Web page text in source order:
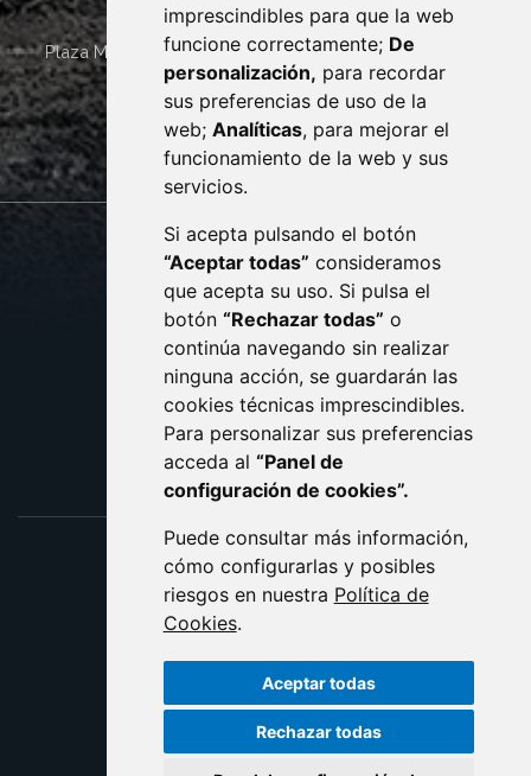
imprescindibles para que la web
funcione correctamente; De
personalización, para recordar
sus preferencias de uso de la
web; Analíticas, para mejorar el
funcionamiento de la web y sus
servicios.
Si acepta pulsando el botón
“Aceptar todas” consideramos
que acepta su uso. Si pulsa el
botón “Rechazar todas” o
continúa navegando sin realizar
ninguna acción, se guardarán las
cookies técnicas imprescindibles.
Para personalizar sus preferencias
acceda al “Panel de
configuración de cookies”.
Puede consultar más información,
cómo configurarlas y posibles
riesgos en nuestra Política de
Cookies.
Aceptar todas
Rechazar todas
Plaza Mayor 4 22400 MONZÓN - ARAGÓN (ESPAÑA)
· (34) 974 400 700 ·
sac@monzon.es
monzon.es
CONTACTO
AVISO LEGAL
PROTECCIÓN DE DATOS
POLÍTICA DE COOKIES
ACCESIBILIDAD
ENLACE EXTERNO AL